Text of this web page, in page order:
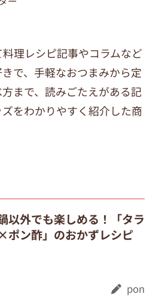
理レシピ記事やコラムなど
で、手軽なおつまみから定
まで、 読みごたえがある記
をわかりやすく紹介した商
以外でも楽しめる！「タラ
ポン酢」のおかずレシピ
pon